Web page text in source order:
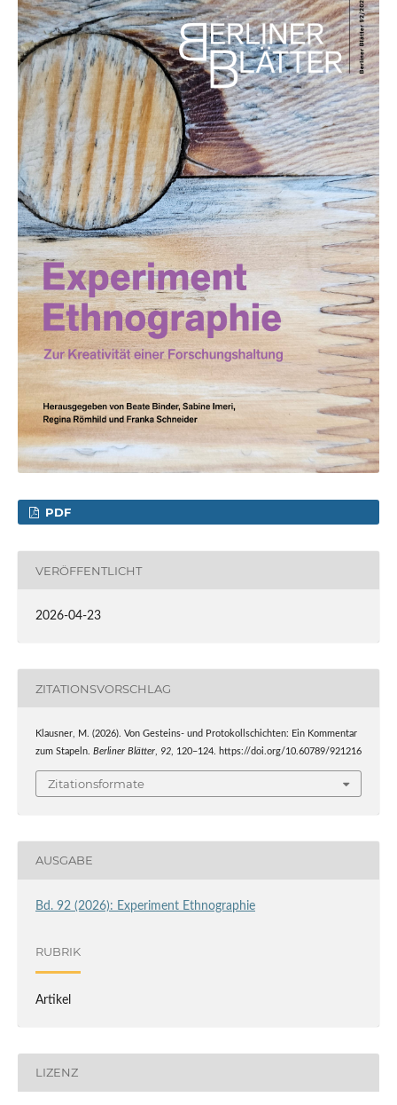
PDF
VERÖFFENTLICHT
2026-04-23
ZITATIONSVORSCHLAG
Klausner, M. (2026). Von Gesteins- und Protokollschichten: Ein Kommentar
zum Stapeln. Berliner Blätter, 92, 120–124. https://doi.org/10.60789/921216
Zitationsformate
AUSGABE
Bd. 92 (2026): Experiment Ethnographie
RUBRIK
Artikel
LIZENZ